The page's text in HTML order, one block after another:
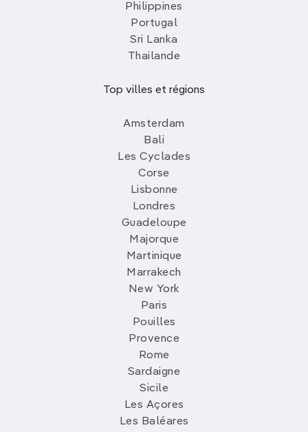
Philippines
Portugal
Sri Lanka
Thailande
Top villes et régions
Amsterdam
Bali
Les Cyclades
Corse
Lisbonne
Londres
Guadeloupe
Majorque
Martinique
Marrakech
New York
Paris
Pouilles
Provence
Rome
Sardaigne
Sicile
Les Açores
Les Baléares